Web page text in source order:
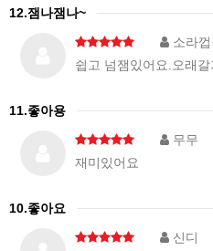
12.잼나잼나~
소라껍
쉽고 넘잼있어요.오래
11.좋아용
무무
재미있어요
10.좋아요
신디